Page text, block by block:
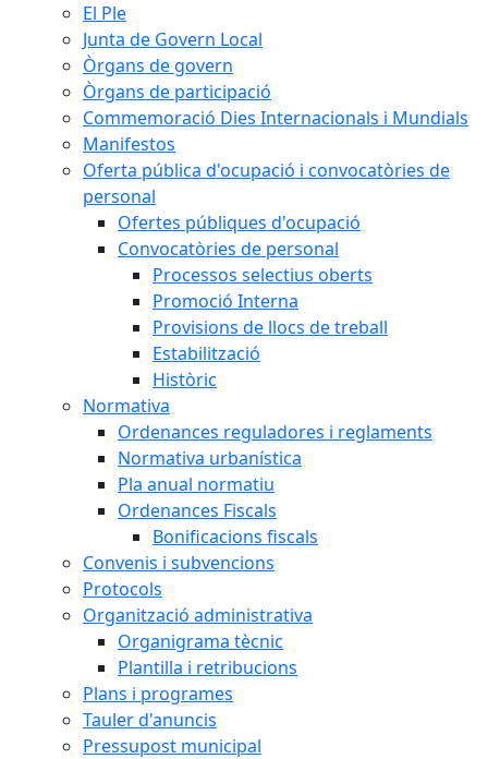
El Ple
Junta de Govern Local
Òrgans de govern
Òrgans de participació
Commemoració Dies Internacionals i Mundials
Manifestos
Oferta pública d'ocupació i convocatòries de
personal
Ofertes públiques d'ocupació
Convocatòries de personal
Processos selectius oberts
Promoció Interna
Provisions de llocs de treball
Estabilització
Històric
Normativa
Ordenances reguladores i reglaments
Normativa urbanística
Pla anual normatiu
Ordenances Fiscals
Bonificacions fiscals
Convenis i subvencions
Protocols
Organització administrativa
Organigrama tècnic
Plantilla i retribucions
Plans i programes
Tauler d'anuncis
Pressupost municipal